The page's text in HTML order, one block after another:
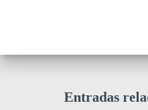
Entradas